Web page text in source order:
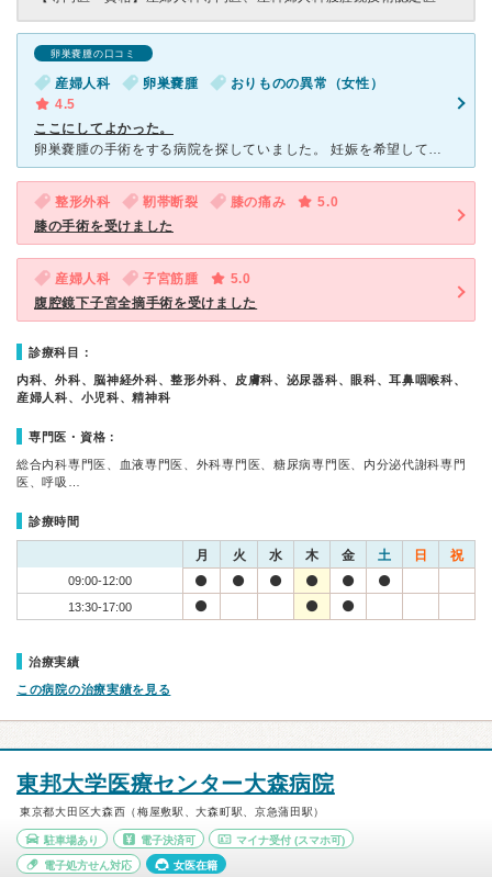
卵巣嚢腫の口コミ
産婦人科 卵巣嚢腫
おりものの異常（女性）
4.5
ここにしてよかった。
卵巣嚢腫の手術をする病院を探していました。 妊娠を希望しており、年齢の関係もあり早く手術したかったのですが、 人気の順大は８ヶ月、浜田病院は５ヶ月待ちでした。 早く手術をしたい、と相談し紹介
整形外科 靭帯断裂 膝の痛み
5.0
膝の手術を受けました
産婦人科 子宮筋腫
5.0
腹腔鏡下子宮全摘手術を受けました
診療科目：
内科、外科、脳神経外科、整形外科、皮膚科、泌尿器科、眼科、耳鼻咽喉科、
産婦人科、小児科、精神科
専門医・資格：
総合内科専門医、血液専門医、外科専門医、糖尿病専門医、内分泌代謝科専門
医、呼吸…
診療時間
月 火 水 木 金 土 日 祝
09:00-12:00
13:30-17:00
治療実績
この病院の治療実績を見る
東邦大学医療センター大森病院
東京都大田区大森西（梅屋敷駅、大森町駅、京急蒲田駅）
駐車場あり 電子決済可 マイナ受付 (スマホ可)
電子処方せん対応 女医在籍